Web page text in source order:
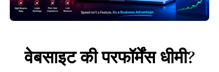
वेबसाइट की परफॉर्मेंस धीमी?